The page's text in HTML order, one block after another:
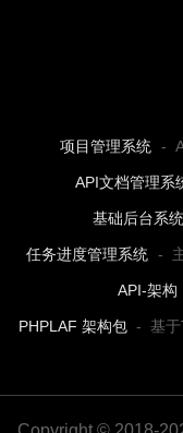
项目管理系统 -
API文档管理系
基础后台系统
任务进度管理系统 -
API-架构
PHPLAF 架构包 - 基